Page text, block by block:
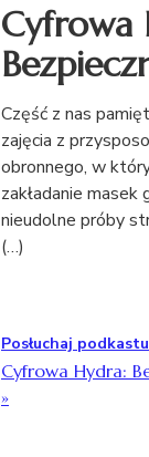
Cyfrowa
Część z nas
zajęcia z
obronnego, w
zakładanie masek
nieudolne próby
(…)
Posłuchaj podkastu
Cyfrowa Hydra:
»